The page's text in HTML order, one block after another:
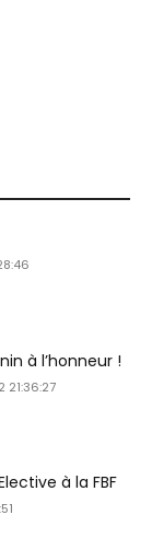
à l’honneur !
à la FBF